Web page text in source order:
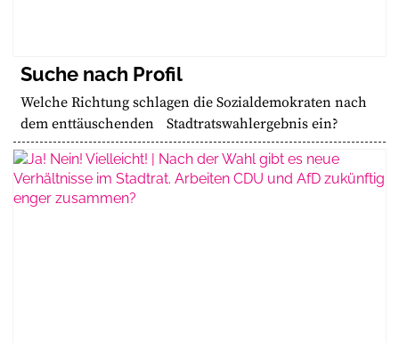
Suche nach Profil
Welche Richtung schlagen die Sozialdemokraten nach
dem enttäuschenden Stadtratswahlergebnis ein?